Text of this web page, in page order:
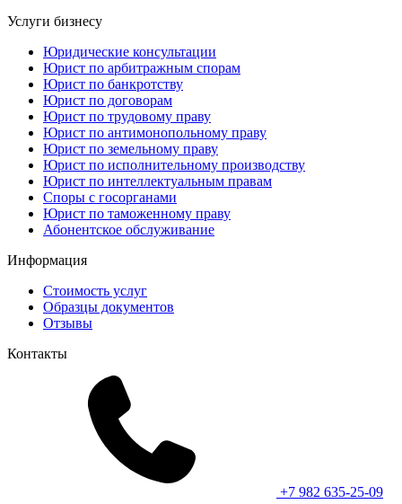
Услуги бизнесу
Юридические консультации
Юрист по арбитражным спорам
Юрист по банкротству
Юрист по договорам
Юрист по трудовому праву
Юрист по антимонопольному праву
Юрист по земельному праву
Юрист по исполнительному производству
Юрист по интеллектуальным правам
Споры с госорганами
Юрист по таможенному праву
Абонентское обслуживание
Информация
Стоимость услуг
Образцы документов
Отзывы
Контакты
+7 982 635-25-09